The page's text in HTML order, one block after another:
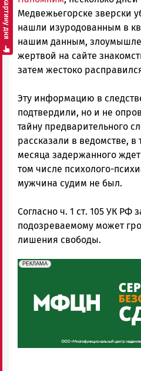
Медвежьегорске зверски
нашли изуродованным в
нашим данным,
жертвой на сайте
затем жестоко
Эту информацию в
подтвердили, но и не
тайну предварительного
рассказали в ведомстве,
месяца задержанного
том числе психолого-
мужчина судим не был.
Согласно ч. 1 ст. 105 УК РФ
подозреваемому может
лишения свободы.
erid: 2SDnjeH4Mf4
РЕКЛАМА
Реклама